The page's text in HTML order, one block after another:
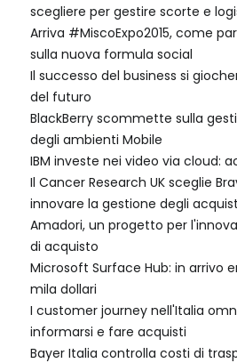
scegliere per gestire scorte e
Arriva #MiscoExpo2015, come
sulla nuova formula social
Il successo del business si
del futuro
BlackBerry scommette sulla
degli ambienti Mobile
IBM investe nei video via cloud:
Il Cancer Research UK sceglie
innovare la gestione degli
Amadori, un progetto per
di acquisto
Microsoft Surface Hub: in arrivo
mila dollari
I customer journey nell'Italia
informarsi e fare acquisti
Bayer Italia controlla costi di